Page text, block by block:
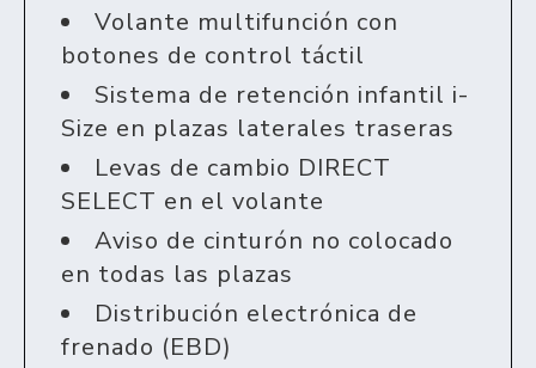
Volante multifunción con
botones de control táctil
Sistema de retención infantil i-
Size en plazas laterales traseras
Levas de cambio DIRECT
SELECT en el volante
Aviso de cinturón no colocado
en todas las plazas
Distribución electrónica de
frenado (EBD)